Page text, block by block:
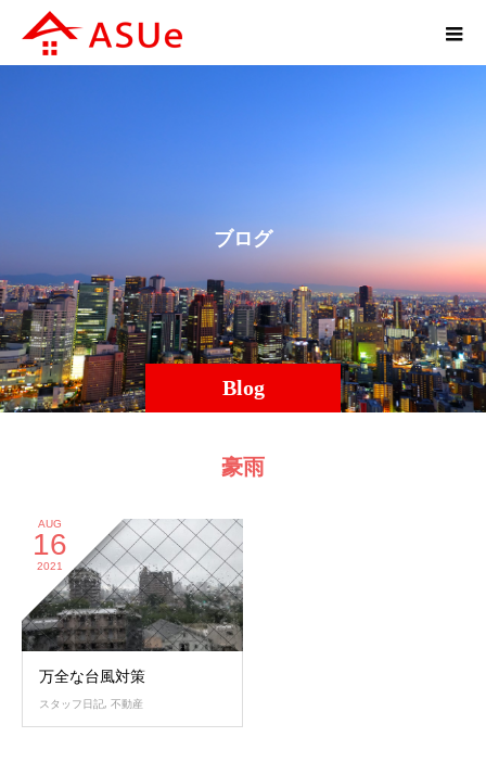
Blog
ブログ
豪雨
AUG
16
2021
万全な台風対策
スタッフ日記, 不動産